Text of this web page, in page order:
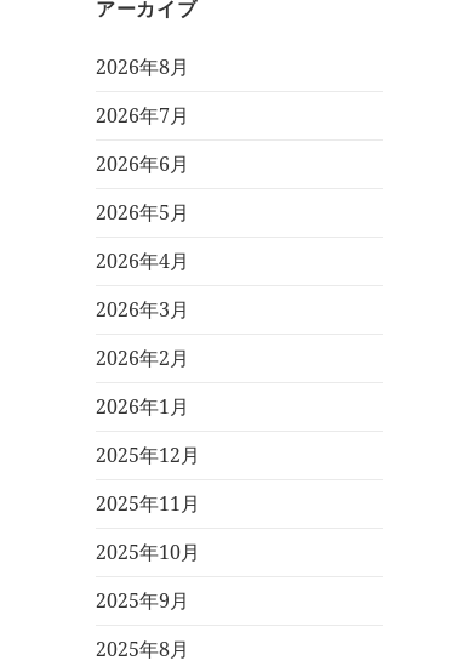
アーカイブ
2026年8月
2026年7月
2026年6月
2026年5月
2026年4月
2026年3月
2026年2月
2026年1月
2025年12月
2025年11月
2025年10月
2025年9月
2025年8月